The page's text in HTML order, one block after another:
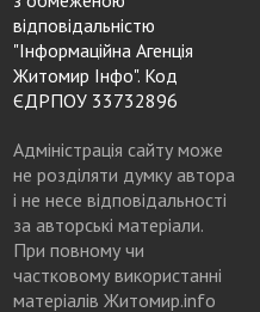
відповідальністю
"Інформаційна Агенція
Житомир Інфо". Код
ЄДРПОУ 33732896
Адміністрація сайту може
не розділяти думку автора
і не несе відповідальності
за авторські матеріали.
При повному чи
частковому використанні
матеріалів Житомир.info